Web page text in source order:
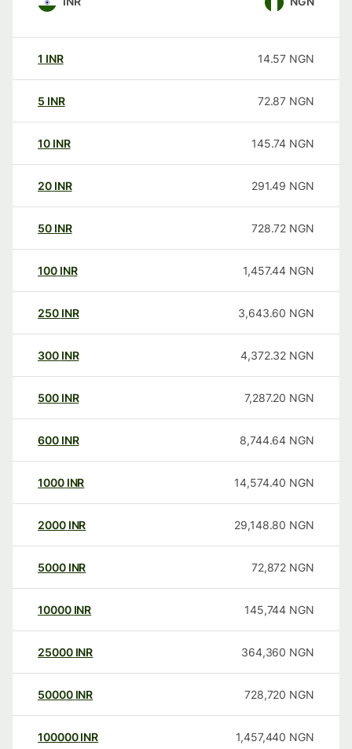
1 INR 14.57 NGN
5 INR 72.87 NGN
10 INR 145.74 NGN
20 INR 291.49 NGN
50 INR 728.72 NGN
100 INR 1,457.44 NGN
250 INR 3,643.60 NGN
300 INR 4,372.32 NGN
500 INR 7,287.20 NGN
600 INR 8,744.64 NGN
1000 INR 14,574.40 NGN
2000 INR 29,148.80 NGN
5000 INR 72,872 NGN
10000 INR 145,744 NGN
25000 INR 364,360 NGN
50000 INR 728,720 NGN
100000 INR 1,457,440 NGN